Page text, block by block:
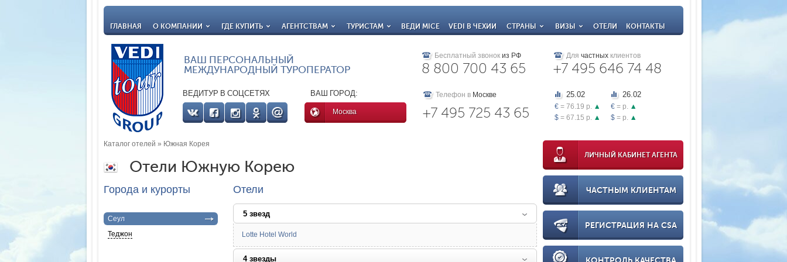
ГЛАВНАЯ О КОМПАНИИ ГДЕ КУПИТЬ АГЕНТСТВАМ ТУРИСТАМ ВЕДИ MICE VEDI В ЧЕХИИ СТРАНЫ ВИЗЫ ОТЕЛИ КОНТАКТЫ
ВАШ ПЕРСОНАЛЬНЫЙ
МЕЖДУНАРОДНЫЙ ТУРОПЕРАТОР
Бесплатный звонок из РФ
8 800 700 43 65
Для частных клиентов
+7 495 646 74 48
ВЕДИТУР В СОЦСЕТЯХ ВАШ ГОРОД:
Москва
Телефон в Москве
+7 495 725 43 65
25.02
€ = 76.19 р.
$ = 67.15 р.
26.02
€ = р.
$ = р.
Каталог отелей » Южная Корея
Отели Южную Корею
Города и курорты
Сеул
Теджон
Отели
5 звезд
Lotte Hotel World
4 звезды
ЛИЧНЫЙ КАБИНЕТ АГЕНТА
ЧАСТНЫМ КЛИЕНТАМ
РЕГИСТРАЦИЯ НА CSA